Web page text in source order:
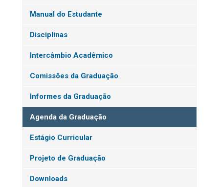
Manual do Estudante
Disciplinas
Intercâmbio Acadêmico
Comissões da Graduação
Informes da Graduação
Agenda da Graduação
Estágio Curricular
Projeto de Graduação
Downloads